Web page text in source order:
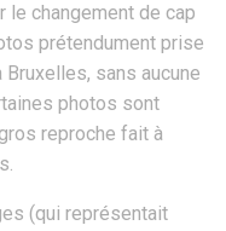
le changement de cap
prétendument prise
sans aucune
photos sont
reproche fait à
(qui représentait